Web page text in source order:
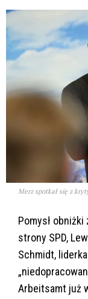
Merz spotkał się z
Pomysł obniżki
strony SPD,
Schmidt,
Arbeitsamt już